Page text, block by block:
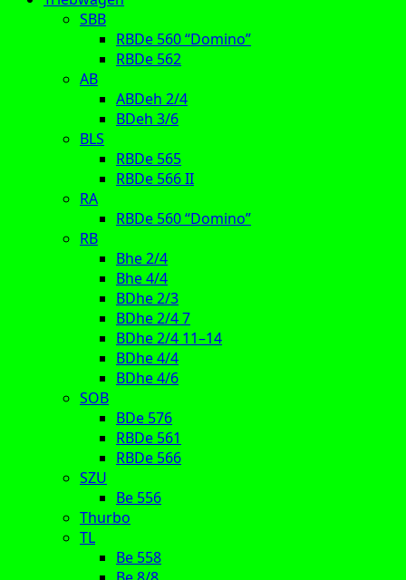
SBB
RBDe 560 “Domino”
RBDe 562
AB
ABDeh 2/4
BDeh 3/6
BLS
RBDe 565
RBDe 566 II
RA
RBDe 560 “Domino”
RB
Bhe 2/4
Bhe 4/4
BDhe 2/3
BDhe 2/4 7
BDhe 2/4 11–14
BDhe 4/4
BDhe 4/6
SOB
BDe 576
RBDe 561
RBDe 566
SZU
Be 556
Thurbo
TL
Be 558